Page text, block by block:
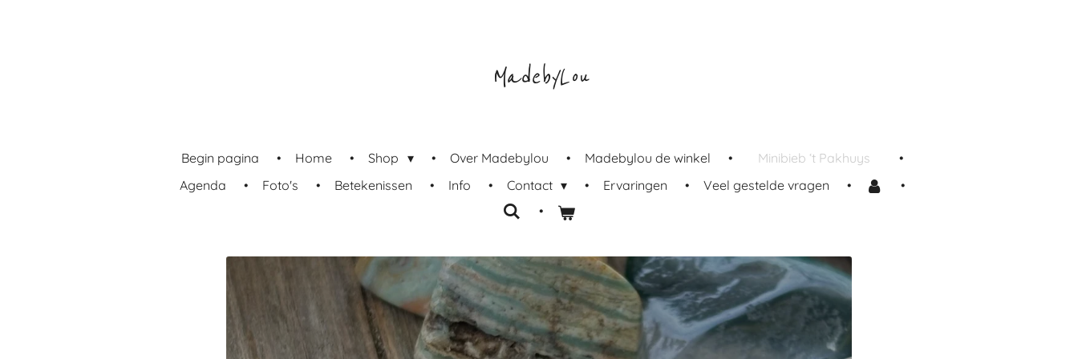
MadebyLou
Begin pagina Home Shop Over Madebylou Madebylou de winkel
Minibieb ‘t Pakhuys
Agenda
Foto's Betekenissen Info Contact Ervaringen Veel gestelde vragen